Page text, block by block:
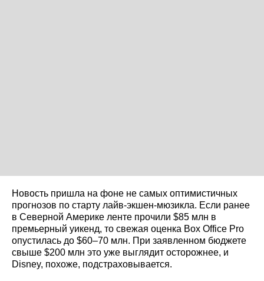
Новость пришла на фоне не самых оптимистичных
прогнозов по старту лайв-экшен-мюзикла. Если ранее
в Северной Америке ленте прочили $85 млн в
премьерный уикенд, то свежая оценка Box Office Pro
опустилась до $60–70 млн. При заявленном бюджете
свыше $200 млн это уже выглядит осторожнее, и
Disney, похоже, подстраховывается.